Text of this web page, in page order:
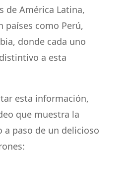
de América Latina,
países como Perú,
donde cada uno
a esta
esta información,
que muestra la
a paso de un delicioso